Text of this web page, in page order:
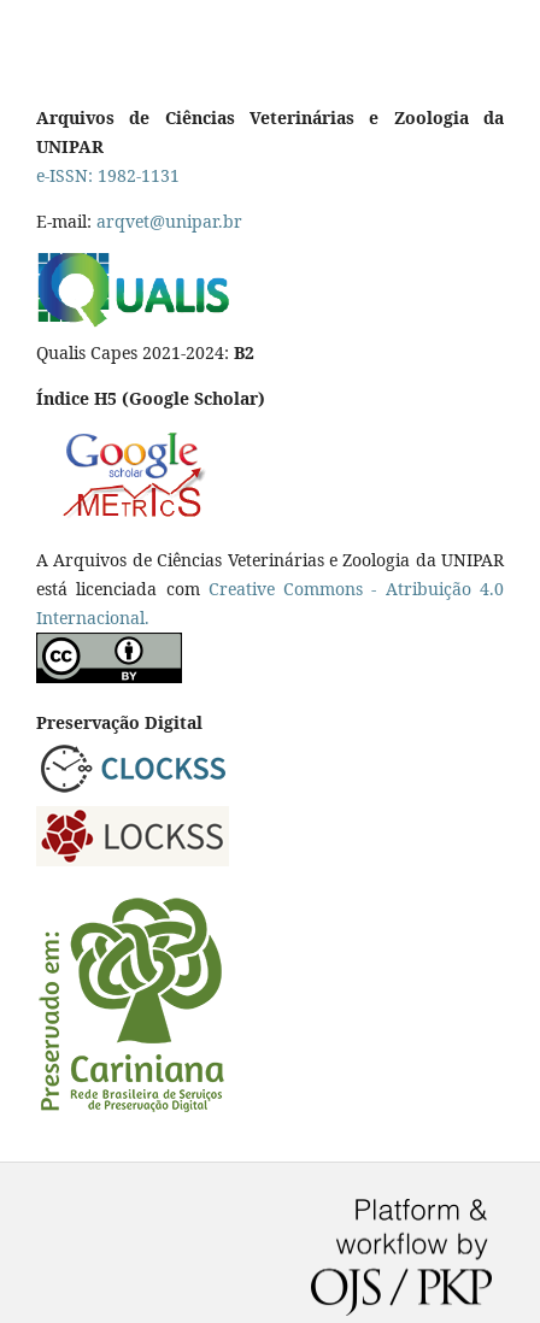
Arquivos de Ciências Veterinárias e Zoologia da
UNIPAR
e-ISSN: 1982-1131
E-mail: arqvet@unipar.br
Qualis Capes 2021-2024: B2
Índice H5 (Google Scholar)
A Arquivos de Ciências Veterinárias e Zoologia da UNIPAR
está licenciada com Creative Commons - Atribuição 4.0
Internacional.
Preservação Digital